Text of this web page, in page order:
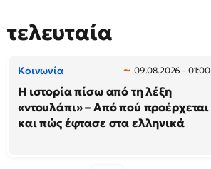
τελευταία
Κοινωνία 09.08.2026 - 01:00
Η ιστορία πίσω από τη λέξη
«ντουλάπι» – Από πού προέρχεται
και πώς έφτασε στα ελληνικά